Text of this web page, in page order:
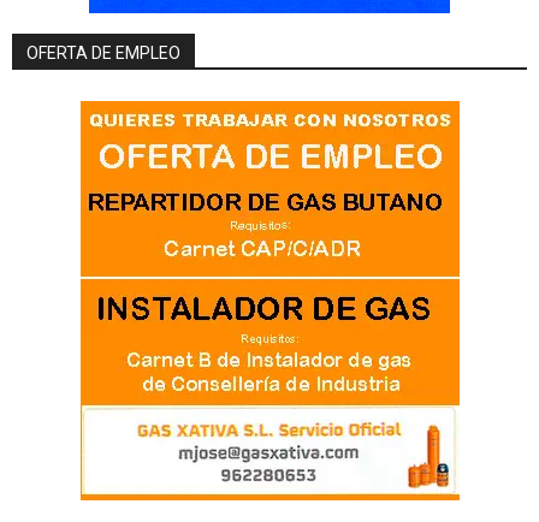
OFERTA DE EMPLEO